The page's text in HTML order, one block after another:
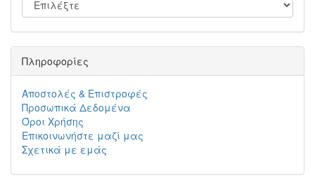
Πληροφορίες
Αποστολές & Επιστροφές
Προσωπικά Δεδομένα
Όροι Χρήσης
Επικοινωνήστε μαζί μας
Σχετικά με εμάς